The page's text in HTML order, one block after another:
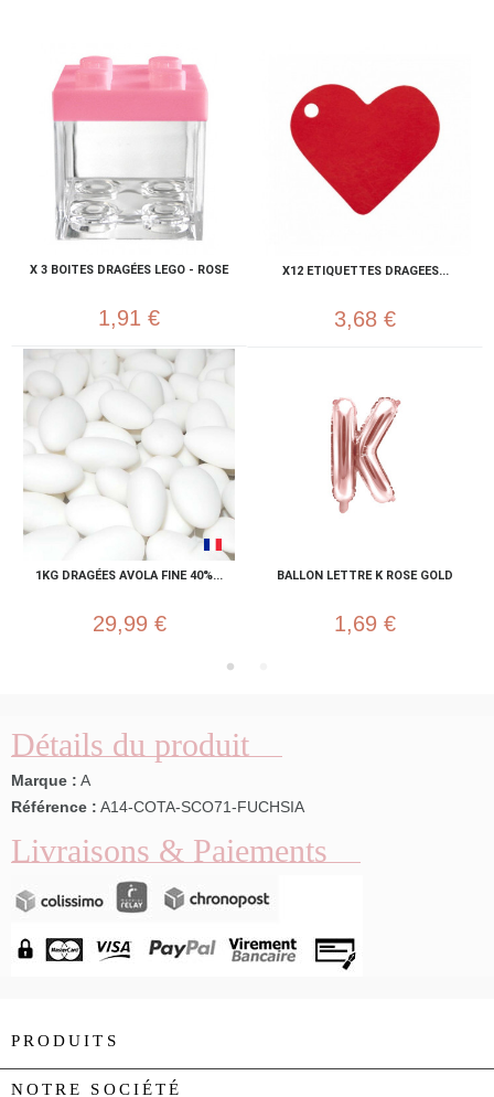
X 3 BOITES DRAGÉES LEGO - ROSE
1,91 €
X12 ETIQUETTES DRAGEES...
3,68 €
1KG DRAGÉES AVOLA FINE 40%...
29,99 €
BALLON LETTRE K ROSE GOLD
1,69 €
Détails du produit
Marque : A
Référence : A14-COTA-SCO71-FUCHSIA
Livraisons & Paiements
PRODUITS
NOTRE SOCIÉTÉ